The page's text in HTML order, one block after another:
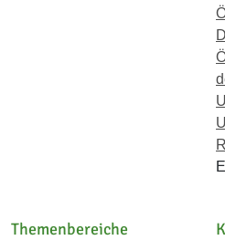
Themenbereiche